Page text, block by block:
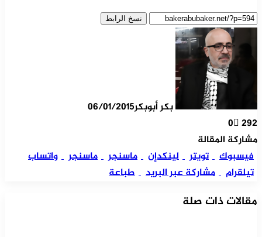
نسخ الرابط
بكر أبوبكر06/01/2015
0 292
مشاركة المقالة
فيسبوك
تويتر لينكدإن ماسنجر ماسنجر
واتساب
تيلقرام
مشاركة عبر البريد طباعة
مقالات ذات صلة